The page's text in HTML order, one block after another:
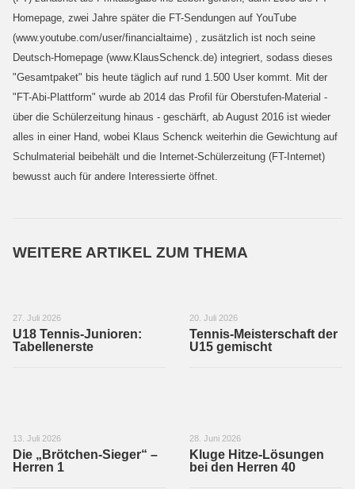
Homepage, zwei Jahre später die FT-Sendungen auf YouTube
(www.youtube.com/user/financialtaime) , zusätzlich ist noch seine
Deutsch-Homepage (www.KlausSchenck.de) integriert, sodass dieses
"Gesamtpaket" bis heute täglich auf rund 1.500 User kommt. Mit der
"FT-Abi-Plattform" wurde ab 2014 das Profil für Oberstufen-Material -
über die Schülerzeitung hinaus - geschärft, ab August 2016 ist wieder
alles in einer Hand, wobei Klaus Schenck weiterhin die Gewichtung auf
Schulmaterial beibehält und die Internet-Schülerzeitung (FT-Internet)
bewusst auch für andere Interessierte öffnet.
WEITERE ARTIKEL ZUM THEMA
27. Juli 2026
U18 Tennis-Junioren:
Tabellenerste
20. Juli 2026
Tennis-Meisterschaft der
U15 gemischt
13. Juli 2026
Die „Brötchen-Sieger“ –
Herren 1
28. Juni 2026
Kluge Hitze-Lösungen
bei den Herren 40